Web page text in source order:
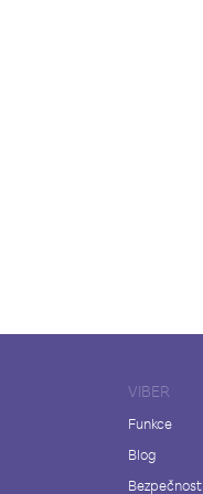
VIBER
Funkce
Blog
Bezpečnost